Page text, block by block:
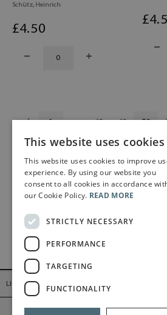
Schütz, Heinrich
£4.50
£4
LINKS
This website uses cookies
This website uses cookies to improve
experience. By using our website you
consent to all cookies in accordance
our Cookie Policy. READ MORE
STRICTLY NECESSARY
PERFORMANCE
TARGETING
FUNCTIONALITY